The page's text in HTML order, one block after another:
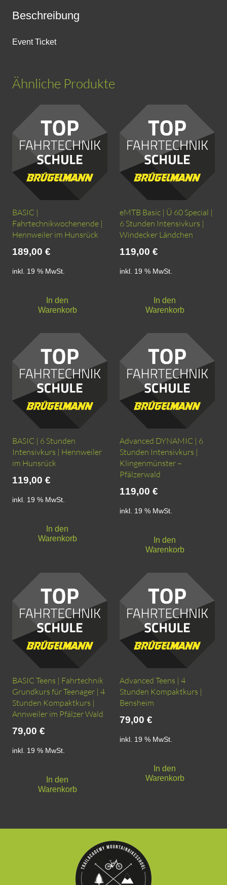
Beschreibung
Event Ticket
Ähnliche Produkte
BASIC |
Fahrtechnikwochenende |
Hennweiler im Hunsrück
189,00 €
inkl. 19 % MwSt.
In den
Warenkorb
eMTB Basic | Ü 60 Special |
6 Stunden Intensivkurs |
Windecker Ländchen
119,00 €
inkl. 19 % MwSt.
In den
Warenkorb
BASIC | 6 Stunden
Intensivkurs | Hennweiler
im Hunsrück
119,00 €
inkl. 19 % MwSt.
In den
Warenkorb
Advanced DYNAMIC | 6
Stunden Intensivkurs |
Klingenmünster –
Pfälzerwald
119,00 €
inkl. 19 % MwSt.
In den
Warenkorb
BASIC Teens | Fahrtechnik
Grundkurs für Teenager | 4
Stunden Kompaktkurs |
Annweiler im Pfälzer Wald
79,00 €
inkl. 19 % MwSt.
In den
Warenkorb
Advanced Teens | 4
Stunden Kompaktkurs |
Bensheim
79,00 €
inkl. 19 % MwSt.
In den
Warenkorb